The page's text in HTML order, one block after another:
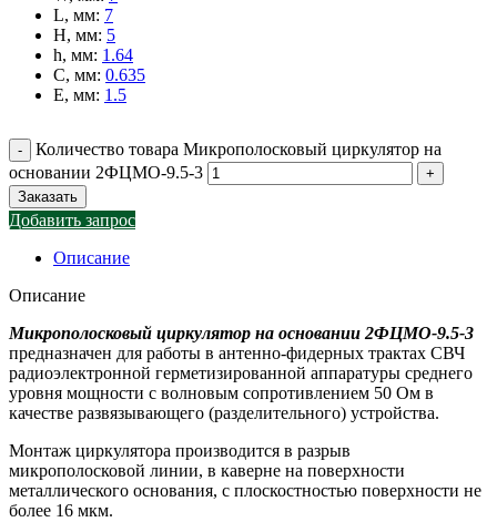
L, мм: 7
H, мм: 5
h, мм: 1.64
C, мм: 0.635
E, мм: 1.5
Количество товара Микрополосковый циркулятор на
основании 2ФЦМО-9.5-3
Заказать
Добавить запрос
Описание
Описание
Микрополосковый циркулятор на основании 2ФЦМО-9.5-3
предназначен для работы в антенно-фидерных трактах СВЧ
радиоэлектронной герметизированной аппаратуры среднего
уровня мощности с волновым сопротивлением 50 Ом в
качестве развязывающего (разделительного) устройства.
Монтаж циркулятора производится в разрыв
микрополосковой линии, в каверне на поверхности
металлического основания, с плоскостностью поверхности не
более 16 мкм.